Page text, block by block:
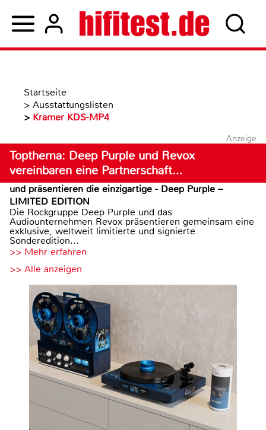
Startseite
> Ausstattungslisten
> Kramer KDS-MP4
Anzeige
Topthema: Deep Purple und Revox
vereinbaren eine Partnerschaft…
und präsentieren die einzigartige - Deep Purple –
LIMITED EDITION
Die Rockgruppe Deep Purple und das
Audiounternehmen Revox präsentieren gemeinsam eine
exklusive, weltweit limitierte und signierte
Sonderedition...
>> Mehr erfahren
>> Alle anzeigen